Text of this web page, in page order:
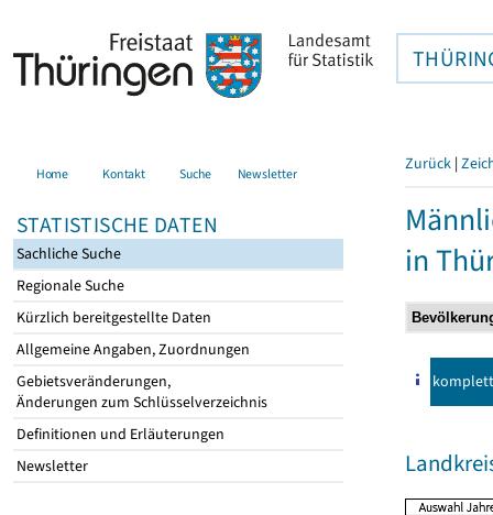
Home Kontakt Suche Newsletter
STATISTISCHE DATEN
Sachliche Suche
Regionale Suche
Kürzlich bereitgestellte Daten
Allgemeine Angaben, Zuordnungen
Gebietsveränderungen,
Änderungen zum Schlüsselverzeichnis
Definitionen und Erläuterungen
Newsletter
Zurück |
in
komplett